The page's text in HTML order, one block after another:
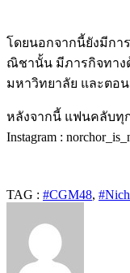
โดยนอกจากนี้ยังมีกา
ณิชานั้น มีภารกิจทาง
มหาวิทยาลัย และตอ
หลังจากนี้ แฟนคลับทุ
Instagram :
TAG : #CGM48​,